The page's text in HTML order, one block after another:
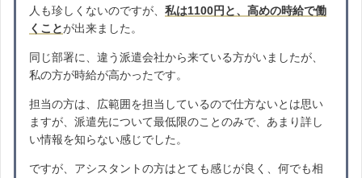
人も珍しくないのですが、 私は1100円と、高めの時給で働
くことが出来ました。
同じ部署に、違う派遣会社から来ている方がいましたが、
私の方が時給が高かったです。
担当の方は、広範囲を担当しているので仕方ないとは思い
ますが、派遣先について最低限のことのみで、あまり詳し
い情報を知らない感じでした。
ですが、アシスタントの方はとても感じが良く、何でも相